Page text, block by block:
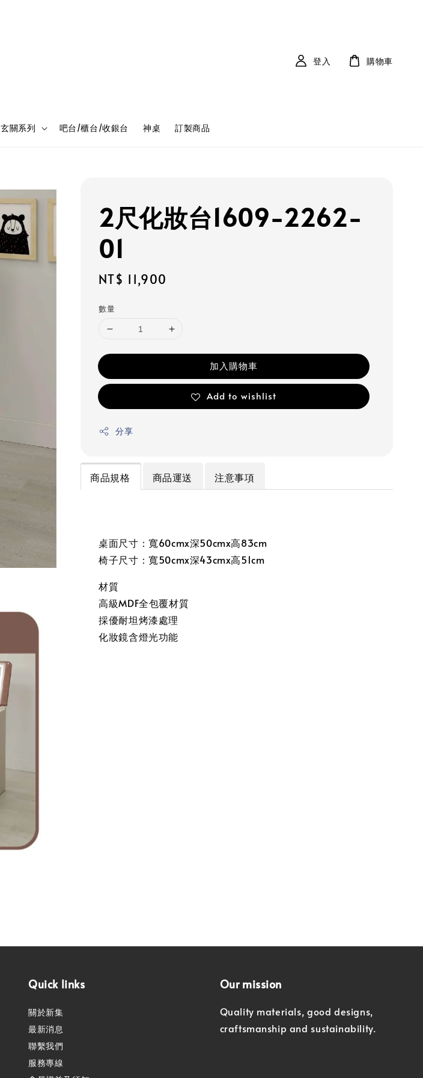
玄關系列 吧台/櫃台/收銀台 神桌 訂製商品
登入 購物車
2尺化妝台1609-2262-
01
Regular
NT$ 11,900
數量
加入購物車
Add to wishlist
分享
商品規格 商品運送 注意事項
桌面尺寸：寬60cmx深50cmx高83cm
椅子尺寸：寬50cmx深43cmx高51cm
材質
高級MDF全包覆材質
採優耐坦烤漆處理
化妝鏡含燈光功能
Quick links
關於新集
最新消息
聯繫我們
服務專線
Our mission
Quality materials, good designs,
craftsmanship and sustainability.